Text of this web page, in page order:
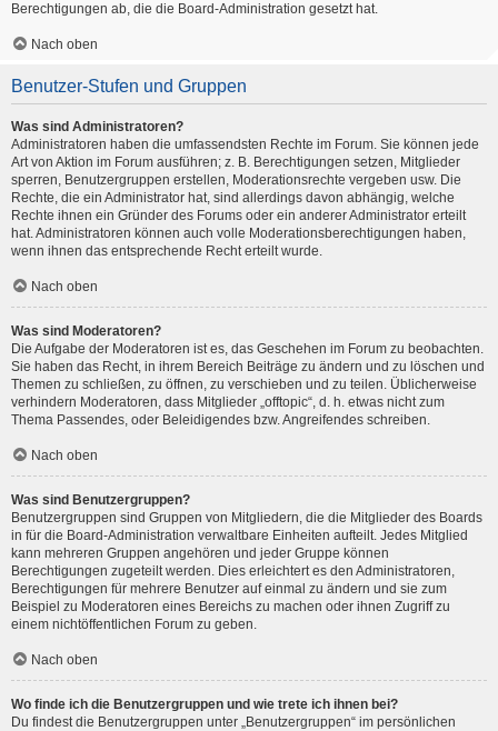
Berechtigungen ab, die die Board-Administration gesetzt hat.
Nach oben
Benutzer-Stufen und Gruppen
Was sind Administratoren?
Administratoren haben die umfassendsten Rechte im Forum. Sie können jede
Art von Aktion im Forum ausführen; z. B. Berechtigungen setzen, Mitglieder
sperren, Benutzergruppen erstellen, Moderationsrechte vergeben usw. Die
Rechte, die ein Administrator hat, sind allerdings davon abhängig, welche
Rechte ihnen ein Gründer des Forums oder ein anderer Administrator erteilt
hat. Administratoren können auch volle Moderationsberechtigungen haben,
wenn ihnen das entsprechende Recht erteilt wurde.
Nach oben
Was sind Moderatoren?
Die Aufgabe der Moderatoren ist es, das Geschehen im Forum zu beobachten.
Sie haben das Recht, in ihrem Bereich Beiträge zu ändern und zu löschen und
Themen zu schließen, zu öffnen, zu verschieben und zu teilen. Üblicherweise
verhindern Moderatoren, dass Mitglieder „offtopic“, d. h. etwas nicht zum
Thema Passendes, oder Beleidigendes bzw. Angreifendes schreiben.
Nach oben
Was sind Benutzergruppen?
Benutzergruppen sind Gruppen von Mitgliedern, die die Mitglieder des Boards
in für die Board-Administration verwaltbare Einheiten aufteilt. Jedes Mitglied
kann mehreren Gruppen angehören und jeder Gruppe können
Berechtigungen zugeteilt werden. Dies erleichtert es den Administratoren,
Berechtigungen für mehrere Benutzer auf einmal zu ändern und sie zum
Beispiel zu Moderatoren eines Bereichs zu machen oder ihnen Zugriff zu
einem nichtöffentlichen Forum zu geben.
Nach oben
Wo finde ich die Benutzergruppen und wie trete ich ihnen bei?
Du findest die Benutzergruppen unter „Benutzergruppen“ im persönlichen